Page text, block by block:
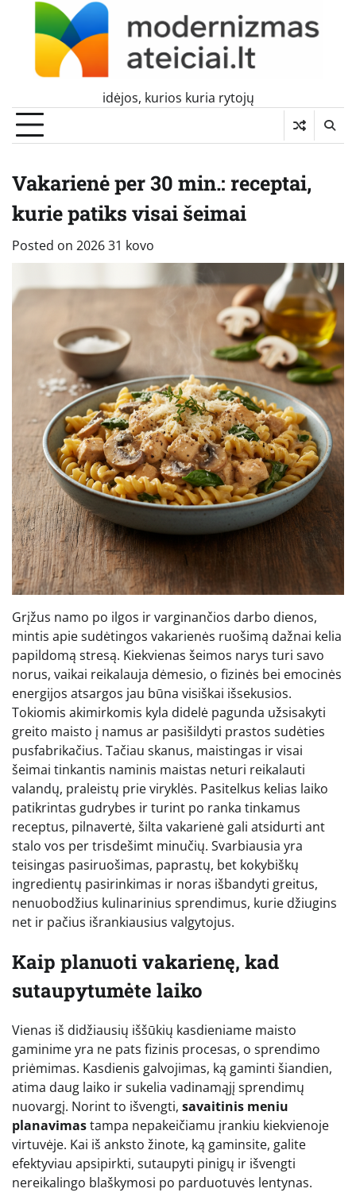
content
idėjos, kurios kuria rytojų
Vakarienė per 30 min.: receptai,
kurie patiks visai šeimai
Posted on 2026 31 kovo
Grįžus namo po ilgos ir varginančios darbo dienos,
mintis apie sudėtingos vakarienės ruošimą dažnai kelia
papildomą stresą. Kiekvienas šeimos narys turi savo
norus, vaikai reikalauja dėmesio, o fizinės bei emocinės
energijos atsargos jau būna visiškai išsekusios.
Tokiomis akimirkomis kyla didelė pagunda užsisakyti
greito maisto į namus ar pasišildyti prastos sudėties
pusfabrikačius. Tačiau skanus, maistingas ir visai
šeimai tinkantis naminis maistas neturi reikalauti
valandų, praleistų prie viryklės. Pasitelkus kelias laiko
patikrintas gudrybes ir turint po ranka tinkamus
receptus, pilnavertė, šilta vakarienė gali atsidurti ant
stalo vos per trisdešimt minučių. Svarbiausia yra
teisingas pasiruošimas, paprastų, bet kokybiškų
ingredientų pasirinkimas ir noras išbandyti greitus,
nenuobodžius kulinarinius sprendimus, kurie džiugins
net ir pačius išrankiausius valgytojus.
Kaip planuoti vakarienę, kad
sutaupytumėte laiko
Vienas iš didžiausių iššūkių kasdieniame maisto
gaminime yra ne pats fizinis procesas, o sprendimo
priėmimas. Kasdienis galvojimas, ką gaminti šiandien,
atima daug laiko ir sukelia vadinamąjį sprendimų
nuovargį. Norint to išvengti, savaitinis meniu
planavimastampa nepakeičiamu įrankiu kiekvienoje
virtuvėje. Kai iš anksto žinote, ką gaminsite, galite
efektyviau apsipirkti, sutaupyti pinigų ir išvengti
nereikalingo blaškymosi po parduotuvės lentynas.